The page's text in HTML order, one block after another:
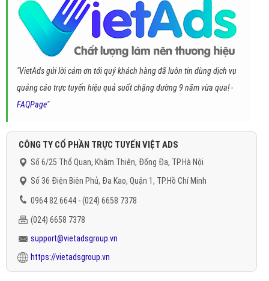
"VietAds gửi lời cảm ơn tới quý khách hàng đã luôn tin dùng dịch vụ
quảng cáo trực tuyến hiệu quả suốt chặng đường 9 năm vừa qua! -
FAQPage"
CÔNG TY CỔ PHẦN TRỰC TUYẾN VIỆT ADS
Số 6/25 Thổ Quan, Khâm Thiên, Đống Đa, TP.Hà Nội
Số 36 Điện Biên Phủ, Đa Kao, Quận 1, TP.Hồ Chí Minh
0964 82 6644 - (024) 6658 7378
(024) 6658 7378
support@vietadsgroup.vn
https://vietadsgroup.vn